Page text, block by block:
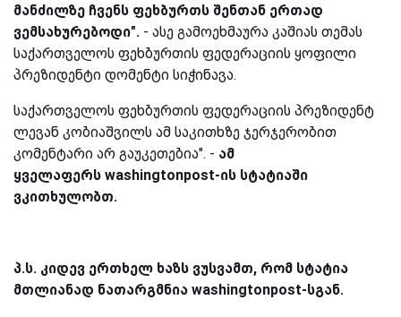
მანძილზე ჩვენს ფეხბურთს შენთან ერთად
ვემსახურებოდი". - ასე გამოეხმაურა კაშიას თემას
საქართველოს ფეხბურთის ფედერაციის ყოფილი
პრეზიდენტი დომენტი სიჭინავა.
საქართველოს ფეხბურთის ფედერაციის პრეზიდენტ
ლევან კობიაშვილს ამ საკითხზე ჯერჯერობით
კომენტარი არ გაუკეთებია". - ამ
ყველაფერს washingtonpost-ის სტატიაში
ვკითხულობთ.
პ.ს. კიდევ ერთხელ ხაზს ვუსვამთ, რომ სტატია
მთლიანად ნათარგმნია washingtonpost-სგან.